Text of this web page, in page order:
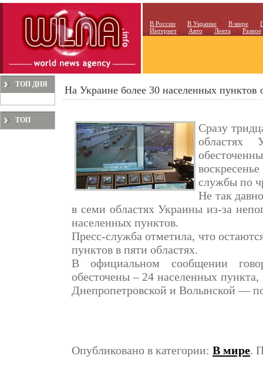
В России В Украине В мире
Интернет
Авто Лента Разное
ТОП ДНЯ
ТОП
На Украине более 30 населенных пунктов
Сразу
областях
службы по
Не так
в семи областях Украины из-за
населенных пунктов.
Пресс-служба отметила, что
пунктов в пяти областях.
В официальном сообщении
обесточены – 24 населенных
Днепропетровской и Волынской —
Опубликовано в категории: В мире.